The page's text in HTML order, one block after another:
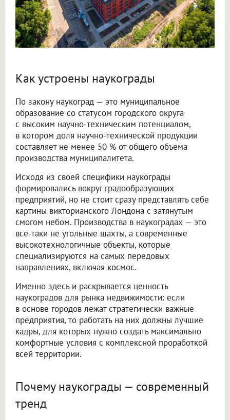
Как устроены наукограды
По закону наукоград — это муниципальное
образование со статусом городского округа
с высоким научно-техническим потенциалом,
в котором доля научно-технической продукции
составляет не менее 50 % от общего объема
производства муниципалитета.
Исходя из своей специфики наукограды
формировались вокруг градообразующих
предприятий, но не стоит сразу представлять себе
картины викторианского Лондона с затянутым
смогом небом. Производства в наукоградах — это
все-таки не угольные шахты, а современные
высокотехнологичные объекты, которые
специализируются на самых передовых
направлениях, включая космос.
Именно здесь и раскрывается ценность
наукоградов для рынка недвижимости: если
в основе городов лежат стратегически важные
предприятия, то работать на них должны лучшие
кадры, для которых нужно создать максимально
комфортные условия с комплексной проработкой
всей территории.
Почему наукограды — современный
тренд